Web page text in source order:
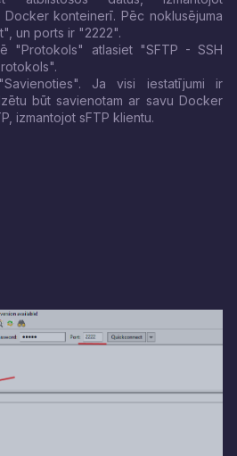
konteinerī. Pēc noklusējuma
un ports ir "2222".
"Protokols" atlasiet "SFTP - SSH
Ja visi iestatījumi ir
būt savienotam ar savu Docker
izmantojot sFTP klientu.